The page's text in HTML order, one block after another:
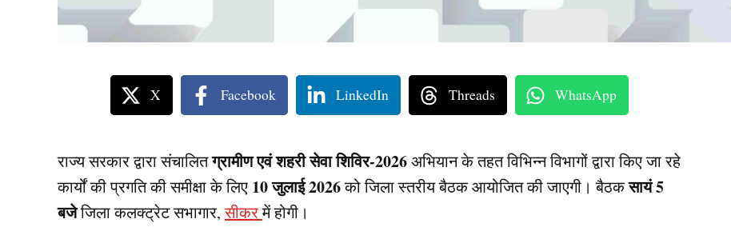
X Facebook LinkedIn Threads WhatsApp
राज्य सरकार द्वारा संचालितग्रामीण एवं शहरी सेवा शिविर-2026अभियान के तहत विभिन्न विभागों द्वारा किए जा रहे
कार्यों की प्रगति की समीक्षा के लिए 10 जुलाई 2026को जिला स्तरीय बैठक आयोजित की जाएगी। बैठकसायं 5
बजेजिला कलक्ट्रेट सभागार,सीकरमें होगी।